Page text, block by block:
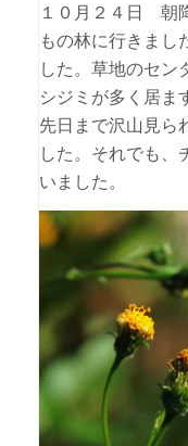
１０月２４日 朝
もの林に行きまし
した。草地のセン
シジミが多く居ま
先日まで沢山見ら
した。それでも
いました。